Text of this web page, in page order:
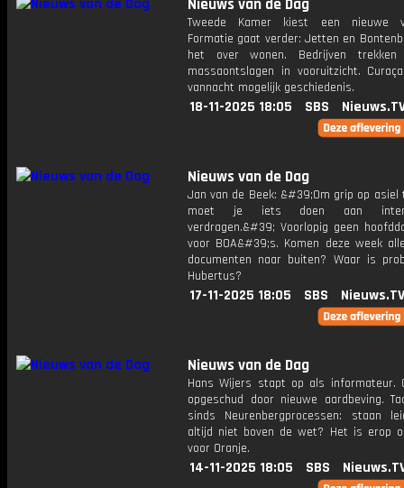
Nieuws van de Dag
Tweede Kamer kiest een nieuwe
Formatie gaat verder: Jetten en
het over wonen. Bedrijven
massaontslagen in vooruitzicht.
vannacht mogelijk geschiedenis.
18-11-2025 18:05 SBS
Nieuws van de Dag
Jan van de Beek: &#39;Om grip op asiel
moet je iets doen aan
verdragen.&#39; Voorlopig geen
voor BOA&#39;s. Komen deze week
documenten naar buiten? Waar is
Hubertus?
17-11-2025 18:05 SBS Nieuws.TV
Nieuws van de Dag
Hans Wijers stapt op als informateur.
opgeschud door nieuwe aardbeving.
sinds Neurenbergprocessen: staan
altijd niet boven de wet? Het is erop
voor Oranje.
14-11-2025 18:05 SBS